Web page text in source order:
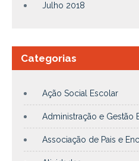
Julho 2018
Categorias
Ação Social Escolar
Administração e Gestão
Associação de Pais e